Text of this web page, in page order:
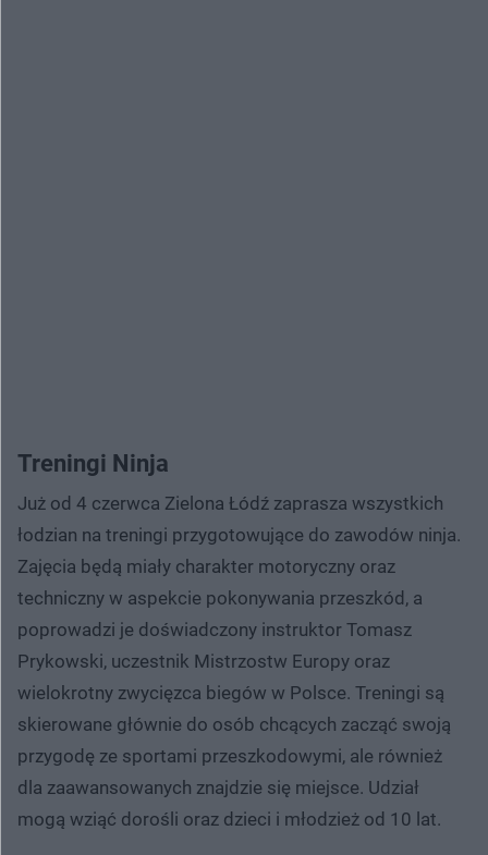
Treningi Ninja
Już od 4 czerwca Zielona Łódź zaprasza wszystkich
łodzian na treningi przygotowujące do zawodów ninja.
Zajęcia będą miały charakter motoryczny oraz
techniczny w aspekcie pokonywania przeszkód, a
poprowadzi je doświadczony instruktor Tomasz
Prykowski, uczestnik Mistrzostw Europy oraz
wielokrotny zwycięzca biegów w Polsce. Treningi są
skierowane głównie do osób chcących zacząć swoją
przygodę ze sportami przeszkodowymi, ale również
dla zaawansowanych znajdzie się miejsce. Udział
mogą wziąć dorośli oraz dzieci i młodzież od 10 lat.